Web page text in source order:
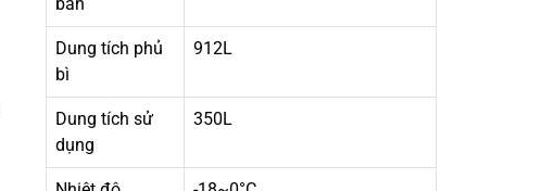
Dung tích phủ
bì
912L
Dung tích sử
dụng
350L